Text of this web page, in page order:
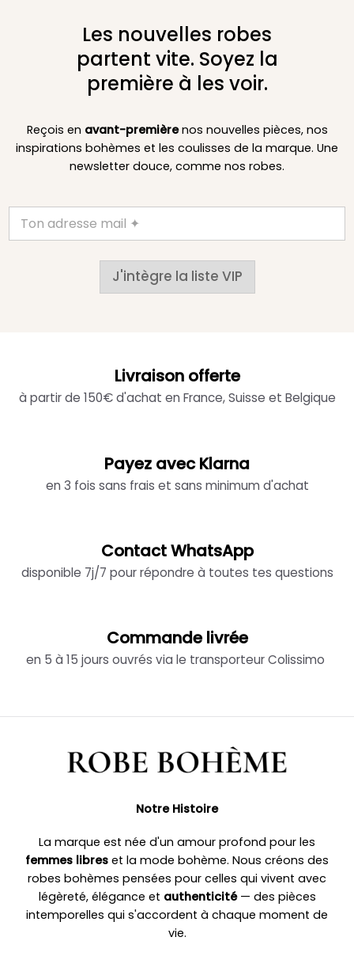
Les nouvelles robes
partent vite. Soyez la
première à les voir.
Reçois en avant-premièrenos nouvelles pièces, nos
inspirations bohèmes et les coulisses de la marque. Une
newsletter douce, comme nos robes.
J'intègre la liste VIP
Livraison offerte
à partir de 150€ d'achat en France, Suisse et Belgique
Payez avec Klarna
en 3 fois sans frais et sans minimum d'achat
Contact WhatsApp
disponible 7j/7 pour répondre à toutes tes questions
Commande livrée
en 5 à 15 jours ouvrés via le transporteur Colissimo
Notre Histoire
La marque est née d'un amour profond pour les
femmes libres et la mode bohème. Nous créons des
robes bohèmes pensées pour celles qui vivent avec
légèreté, élégance et authenticité— des pièces
intemporelles qui s'accordent à chaque moment de
vie.